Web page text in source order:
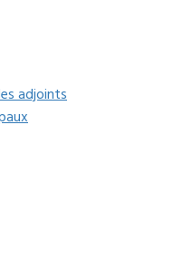
adjoints